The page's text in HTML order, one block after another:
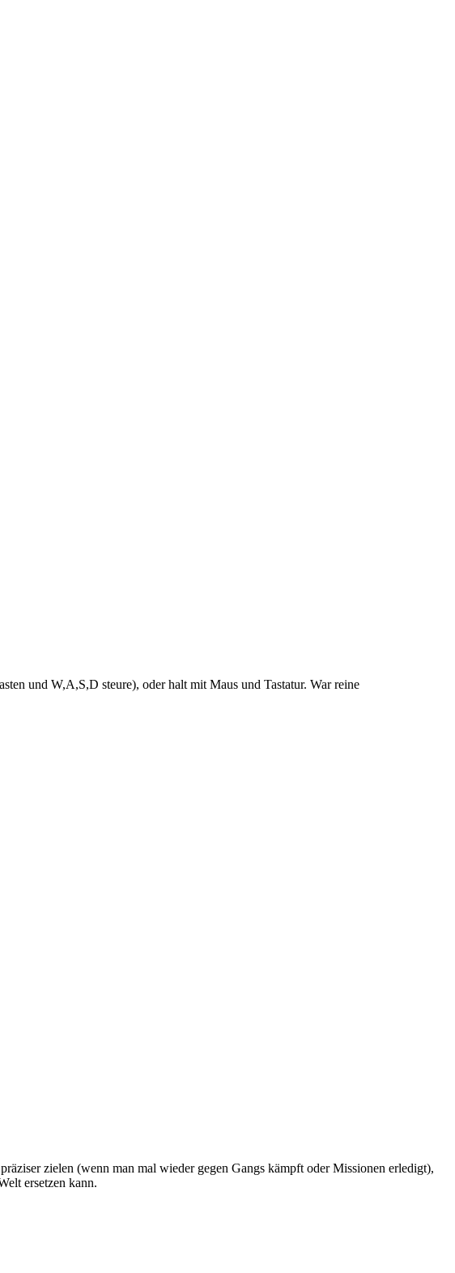
und W,A,S,D steure), oder halt mit Maus und Tastatur. War reine
zielen (wenn man mal wieder gegen Gangs kämpft oder Missionen erledigt),
ersetzen kann.